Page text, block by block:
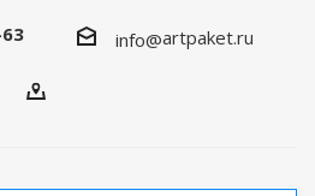
info@artpaket.ru